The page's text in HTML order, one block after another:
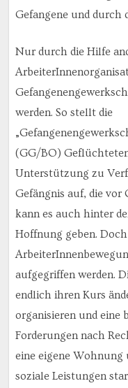
Gefangene und durch
Nur durch die Hilfe
werden. So stellt die
(GG/BO)
Unterstützung zu
Gefängnis auf, die vor
kann es auch hinter
Hoffnung geben.
aufgegriffen werden.
endlich ihren Kurs
organisieren und eine
Forderungen nach
eine eigene
soziale Leistungen